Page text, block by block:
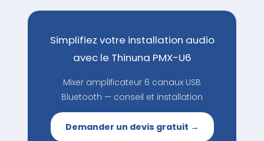
Simplifiez votre installation audio
avec le Thinuna PMX-U6
Mixer amplificateur 6 canaux USB
Bluetooth — conseil et installation
Demander un devis gratuit →